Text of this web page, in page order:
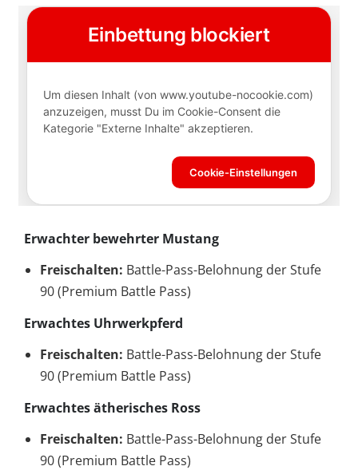
Erwachter bewehrter Mustang
Freischalten: Battle-Pass-Belohnung der Stufe
90 (Premium Battle Pass)
Erwachtes Uhrwerkpferd
Freischalten: Battle-Pass-Belohnung der Stufe
90 (Premium Battle Pass)
Erwachtes ätherisches Ross
Freischalten: Battle-Pass-Belohnung der Stufe
90 (Premium Battle Pass)